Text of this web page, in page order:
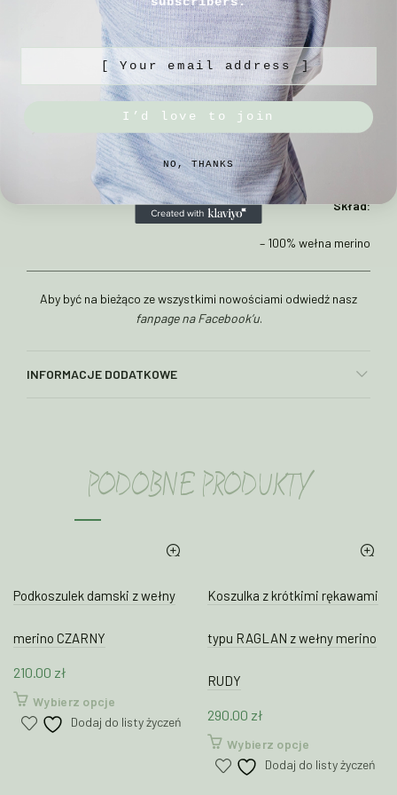
Sposób pielęgnacji:
– prać ręcznie w max 30°C w płynie do wełny
– unikać gwałtownych zmian temperatur
– suszyć na płasko
– nie używać płynu do płukania
Skład:
– 100% wełna merino
Aby być na bieżąco ze wszystkimi nowościami odwiedź nasz
fanpage na Facebook’u.
INFORMACJE DODATKOWE
PODOBNE PRODUKTY
Podkoszulek damski z wełny
merino CZARNY
210.00 zł
Wybierz opcjeTen
produkt
Dodaj do listy życzeń
Koszulka z krótkimi rękawami
typu RAGLAN z wełny merino
RUDY
290.00 zł
Wybierz opcjeTen
produkt
Dodaj do listy życzeń
[ Your email address ]
I’d love to join
NO, THANKS